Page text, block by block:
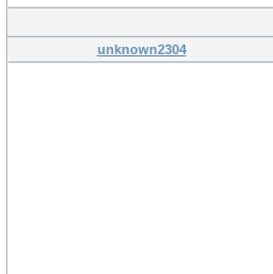
unknown2304